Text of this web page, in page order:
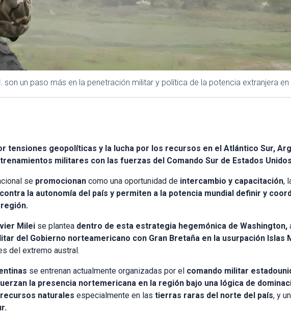
son un paso más en la penetración militar y política de la potencia extranjera en
tensiones geopolíticas y la lucha por los recursos en el Atlántico Sur,
militares con las fuerzas del Comando Sur de Estados
se promocionan como una oportunidad de intercambio y capacitación,
la autonomía del país y permiten a la potencia mundial definir y
Milei se plantea dentro de esta estrategia hegemónica de Washington,
del Gobierno norteamericano con Gran Bretaña en la usurpación Islas
del extremo austral.
se entrenan actualmente organizadas por el comando militar
la presencia nortemericana en la región bajo una lógica de
recursos naturales especialmente en las tierras raras del norte del país, y un